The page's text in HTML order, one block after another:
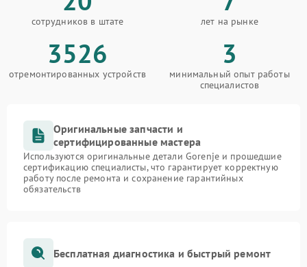
сотрудников в штате лет на рынке
3526
отремонтированных устройств
3
минимальный опыт работы
специалистов
Оригинальные запчасти и
сертифицированные мастера
Используются оригинальные детали Gorenje и прошедшие
сертификацию специалисты, что гарантирует корректную
работу после ремонта и сохранение гарантийных
обязательств
Бесплатная диагностика и быстрый ремонт